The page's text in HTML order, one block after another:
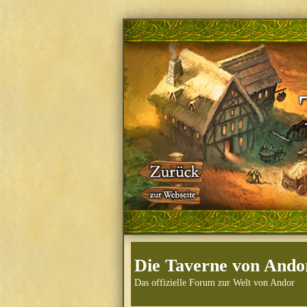
Die Taverne von
Das offizielle Forum zur Welt von Andor